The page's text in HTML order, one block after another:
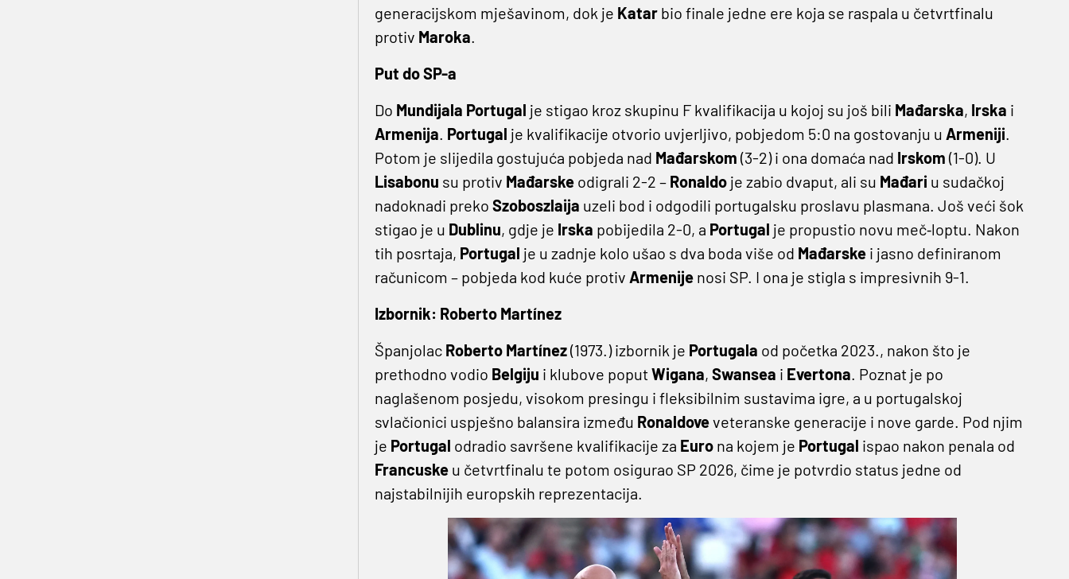
generacijskom mješavinom, dok je Katarbio finale jedne ere koja se raspala u četvrtfinalu
protiv Maroka.
Put do SP-a
Do Mundijala Portugal je stigao kroz skupinu F kvalifikacija u kojoj su još bili Mađarska, Irska i
Armenija. Portugal je kvalifikacije otvorio uvjerljivo, pobjedom 5:0 na gostovanju u Armeniji.
Potom je slijedila gostujuća pobjeda nad Mađarskom (3-2) i ona domaća nad Irskom (1-0). U
Lisabonu su protiv Mađarskeodigrali 2-2 – Ronaldoje zabio dvaput, ali su Mađari u sudačkoj
nadoknadi preko Szoboszlaija uzeli bod i odgodili portugalsku proslavu plasmana. Još veći šok
stigao je u Dublinu, gdje je Irska pobijedila 2-0, a Portugal je propustio novu meč‑loptu. Nakon
tih posrtaja, Portugal je u zadnje kolo ušao s dva boda više od Mađarskei jasno definiranom
računicom – pobjeda kod kuće protiv Armenijenosi SP. I ona je stigla s impresivnih 9-1.
Izbornik: Roberto Martínez
Španjolac Roberto Martínez(1973.) izbornik je Portugala od početka 2023., nakon što je
prethodno vodio Belgiju i klubove poputWigana, Swansea i Evertona. Poznat je po
naglašenom posjedu, visokom presingu i fleksibilnim sustavima igre, a u portugalskoj
svlačionici uspješno balansira između Ronaldoveveteranske generacije i nove garde. Pod njim
je Portugal odradio savršene kvalifikacije za Eurona kojem je Portugal ispao nakon penala od
Francuskeu četvrtfinalu te potom osigurao SP 2026, čime je potvrdio status jedne od
najstabilnijih europskih reprezentacija.